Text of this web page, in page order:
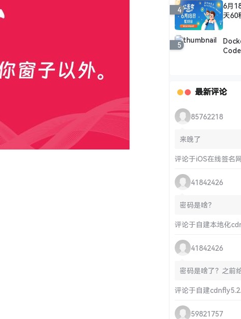
4
6月
天60
5
最新评论
85762218
来晚了
评论于iOS在线签名
41842426
密码是啥？
评论于自建本地化
41842426
密码是啥了？之前
评论于自建
59821757